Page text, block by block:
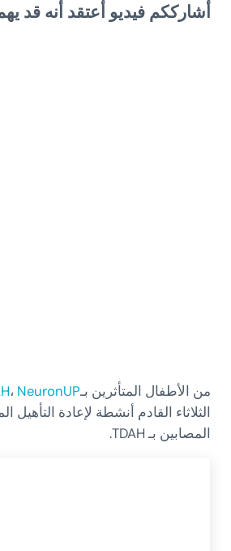
أشارككم فيديو أعتقد أنه قد
من الأطفال المتأثرين بـ ، NeuronUP
الثلاثاء القادم أنشطة لإعادة التأهيل
المصابين بـ TDAH.